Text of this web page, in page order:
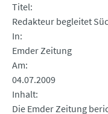
Titel
Redakteur begleitet
In
Emder Zeitung
Am
04.07.2009
Inhalt
Die Emder Zeitung